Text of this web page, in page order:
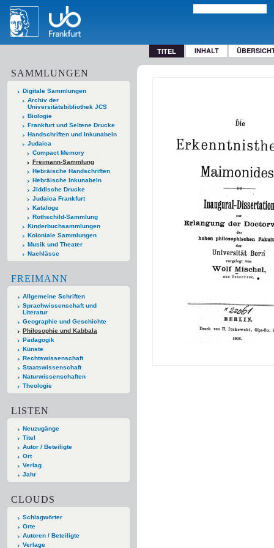
TITEL INHALT
SAMMLUNGEN
Digitale Sammlungen
Archiv der
Universitätsbibliothek JCS
Biologie
Frankfurt und Seltene Drucke
Handschriften und Inkunabeln
Judaica
Compact Memory
Freimann-Sammlung
Hebräische Handschriften
Hebräische Inkunabeln
Jiddische Drucke
Judaica Frankfurt
Kataloge
Rothschild-Sammlung
Kinderbuchsammlungen
Koloniale Sammlungen
Musik und Theater
Nachlässe
FREIMANN
Allgemeine Schriften
Sprachwissenschaft und
Literatur
Geographie und Geschichte
Philosophie und Kabbala
Pädagogik
Künste
Rechtswissenschaft
Staatswissenschaft
Naturwissenschaften
Theologie
LISTEN
Neuzugänge
Titel
Autor / Beteiligte
Ort
Verlag
Jahr
CLOUDS
Schlagwörter
Orte
Autoren / Beteiligte
Verlage